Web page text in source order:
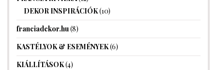
DEKOR INSPIRÁCIÓK(10)
franciadekor.hu(8)
KASTÉLYOK & ESEMÉNYEK(6)
KIÁLLÍTÁSOK(4)